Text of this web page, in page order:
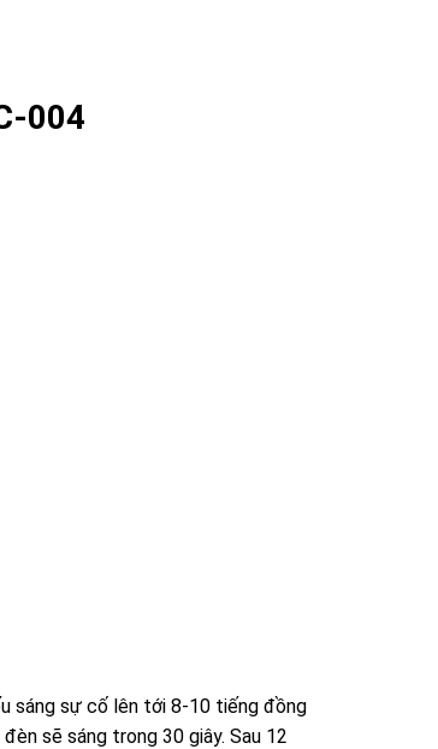
004
sáng sự cố lên tới 8-10 tiếng đồng
sẽ sáng trong 30 giây. Sau 12